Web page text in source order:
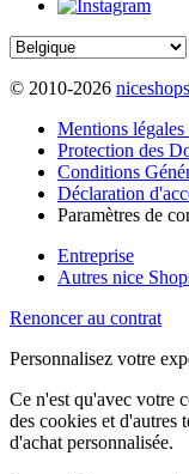
© 2010-2026
Mentions
Protection des
Conditions
Déclaration
Paramètres de
Entreprise
Autres nice
Renoncer au contrat
Personnalisez votre
Ce n'est qu'avec votre
des cookies et d'autres
d'achat personnalisée.